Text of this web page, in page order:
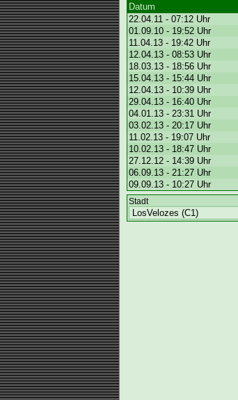
Datum
22.04.11 - 07:12 Uhr
01.09.10 - 19:52 Uhr
11.04.13 - 19:42 Uhr
12.04.13 - 08:53 Uhr
18.03.13 - 18:56 Uhr
15.04.13 - 15:44 Uhr
12.04.13 - 10:39 Uhr
29.04.13 - 16:40 Uhr
04.01.13 - 23:31 Uhr
03.02.13 - 20:17 Uhr
11.02.13 - 19:07 Uhr
10.02.13 - 18:47 Uhr
27.12.12 - 14:39 Uhr
06.09.13 - 21:27 Uhr
09.09.13 - 10:27 Uhr
Stadt